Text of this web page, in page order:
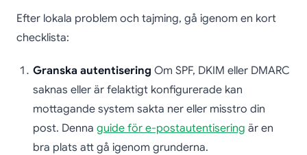
Efter lokala problem och tajming, gå igenom en kort
checklista:
Granska autentisering Om SPF, DKIM eller DMARC
saknas eller är felaktigt konfigurerade kan
mottagande system sakta ner eller misstro din
post. Denna guide för e-postautentisering är en
bra plats att gå igenom grunderna.